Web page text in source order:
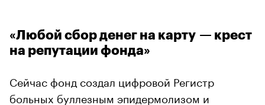
«Любой сбор денег на карту — крест
на репутации фонда»
Сейчас фонд создал цифровой Регистр
больных буллезным эпидермолизом и